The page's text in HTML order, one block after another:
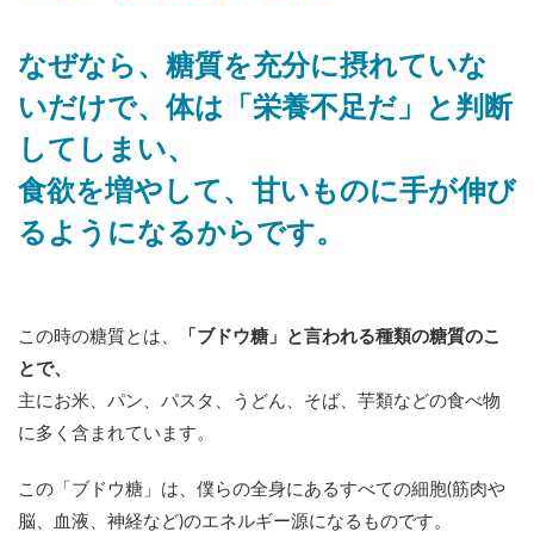
なぜなら、糖質を充分に摂れていな
いだけで、体は「栄養不足だ」と判断
してしまい、
食欲を増やして、甘いものに手が伸び
るようになるからです。
この時の糖質とは、
「ブドウ糖」と言われる種類の糖質のこ
とで、
主にお米、パン、パスタ、うどん、そば、芋類などの食べ物
に多く含まれています。
この「ブドウ糖」は、僕らの全身にあるすべての細胞(筋肉や
脳、血液、神経など)のエネルギー源になるものです。